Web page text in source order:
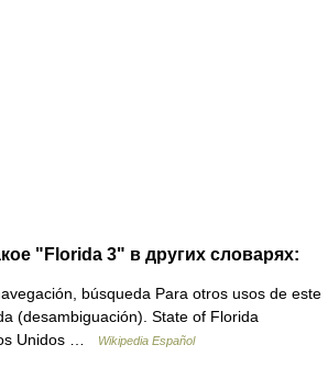
"Florida 3" в других словарях:
búsqueda Para otros usos de este
(desambiguación). State of Florida
Unidos …
Wikipedia Español